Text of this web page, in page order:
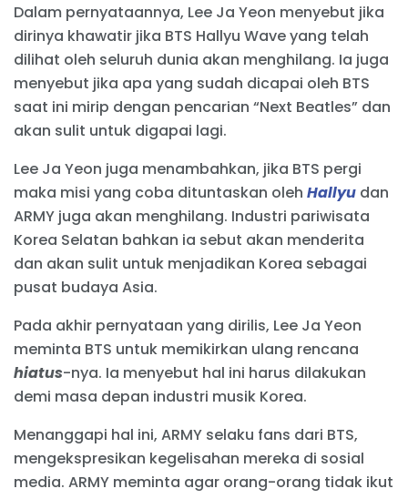
Dalam pernyataannya, Lee Ja Yeon menyebut jika
dirinya khawatir jika BTS Hallyu Wave yang telah
dilihat oleh seluruh dunia akan menghilang. Ia juga
menyebut jika apa yang sudah dicapai oleh BTS
saat ini mirip dengan pencarian “Next Beatles” dan
akan sulit untuk digapai lagi.
Lee Ja Yeon juga menambahkan, jika BTS pergi
maka misi yang coba dituntaskan oleh Hallyu dan
ARMY juga akan menghilang. Industri pariwisata
Korea Selatan bahkan ia sebut akan menderita
dan akan sulit untuk menjadikan Korea sebagai
pusat budaya Asia.
Pada akhir pernyataan yang dirilis, Lee Ja Yeon
meminta BTS untuk memikirkan ulang rencana
hiatus-nya. Ia menyebut hal ini harus dilakukan
demi masa depan industri musik Korea.
Menanggapi hal ini, ARMY selaku fans dari BTS,
mengekspresikan kegelisahan mereka di sosial
media. ARMY meminta agar orang-orang tidak ikut